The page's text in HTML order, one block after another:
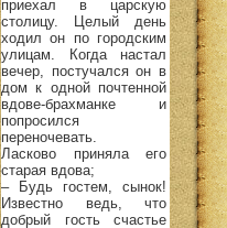
приехал в царскую
столицу. Целый день
ходил он по городским
улицам. Когда настал
вечер, постучался он в
дом к одной почтенной
вдове-брахманке и
попросился
переночевать.
Ласково приняла его
старая вдова;
– Будь гостем, сынок!
Известно ведь, что
добрый гость счастье